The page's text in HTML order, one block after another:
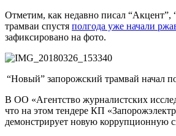
Отметим, как недавно писал “Акцент”,
трамваи спустя полгода уже начали
зафиксировано на фото.
“Новый” запорожский трамвай начал
В ОО «Агентство журналистских
что на этом тендере КП
демонстрирует новую коррупционную